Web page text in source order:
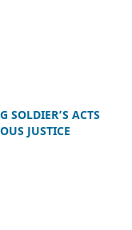
SOLDIER’S ACTS
JUSTICE